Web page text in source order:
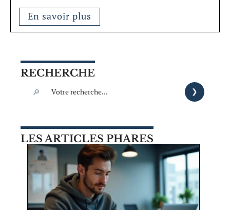
En savoir plus
RECHERCHE
LES ARTICLES PHARES